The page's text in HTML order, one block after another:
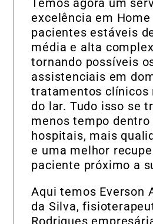
Temos agora um
excelência em Home
pacientes estáveis
média e alta
tornando possíveis
assistenciais em
tratamentos clínicos
do lar. Tudo isso se
menos tempo dentro
hospitais, mais
e uma melhor
paciente próximo a
Aqui temos Everson
da Silva,
Rodrigues